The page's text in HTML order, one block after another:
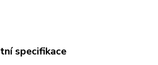
specifikace